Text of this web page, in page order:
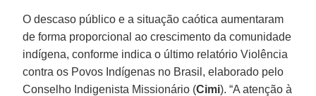
O descaso público e a situação caótica aumentaram
de forma proporcional ao crescimento da comunidade
indígena, conforme indica o último relatório Violência
contra os Povos Indígenas no Brasil, elaborado pelo
Conselho Indigenista Missionário (Cimi). “A atenção à